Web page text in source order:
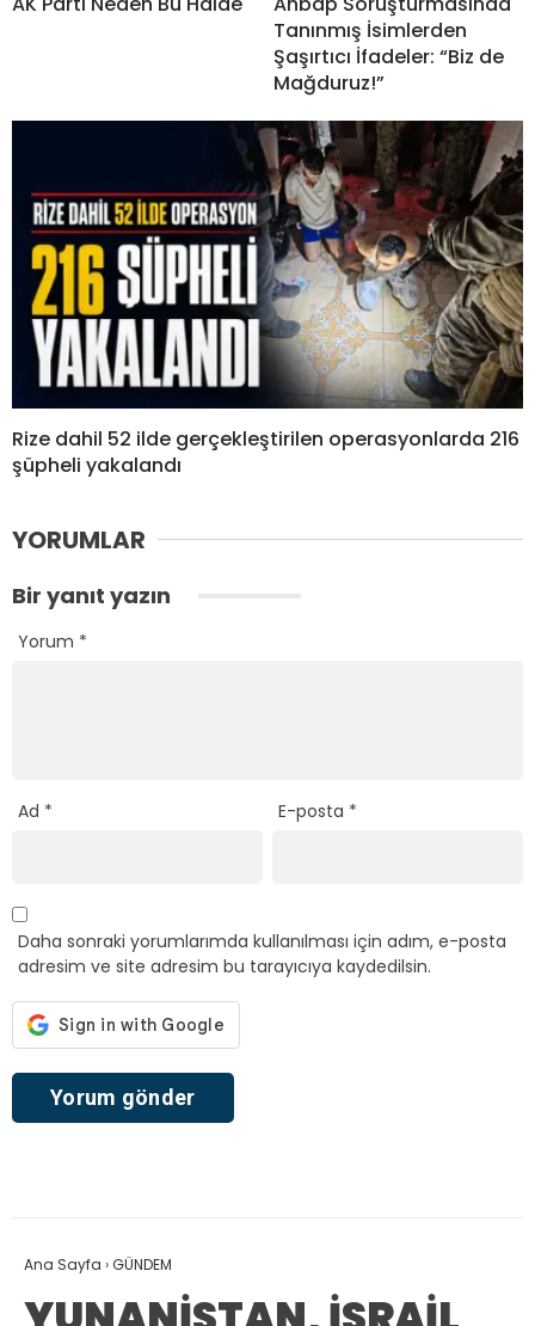
Tanınmış İsimlerden
Şaşırtıcı İfadeler: “Biz de
Mağduruz!”
Rize dahil 52 ilde gerçekleştirilen operasyonlarda 216
şüpheli yakalandı
YORUMLAR
Bir yanıt yazın
Yorum *
Ad * E-posta *
Daha sonraki yorumlarımda kullanılması için adım, e-posta
adresim ve site adresim bu tarayıcıya kaydedilsin.
Ana Sayfa ›GÜNDEM